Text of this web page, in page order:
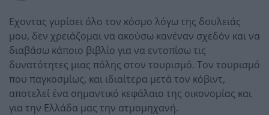
Εχοντας γυρίσει όλο τον κόσμο λόγω της δουλειάς
μου, δεν χρειάζομαι να ακούσω κανέναν σχεδόν και να
διαβάσω κάποιο βιβλίο για να εντοπίσω τις
δυνατότητες μιας πόλης στον τουρισμό. Τον τουρισμό
που παγκοσμίως, και ιδιαίτερα μετά τον κόβιντ,
αποτελεί ένα σημαντικό κεφάλαιο της οικονομίας και
για την Ελλάδα μας την ατμομηχανή.